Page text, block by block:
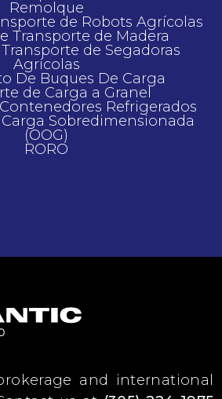
Remolque
de Robots Agrícolas
Transporte de Madera
de Segadoras
Agrícolas
De Buques De Carga
de Carga a Granel
Refrigerados
Sobredimensionada
(OOG)
RORO
and international